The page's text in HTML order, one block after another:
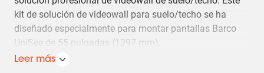
kit de solución de videowall para suelo/techo se ha
diseñado especialmente para montar pantallas Barco
UniSee de 55 pulgadas (1397 mm).
Leer más